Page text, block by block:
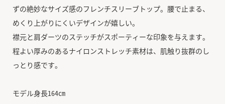
ずの絶妙なサイズ感のフレンチスリーブトップ。腰で止まる、
めくり上がりにくいデザインが嬉しい。
襟元と肩ダーツのステッチがスポーティーな印象を与えます。
程よい厚みのあるナイロンストレッチ素材は、肌触り抜群のし
っとり感です。
モデル身長164cm